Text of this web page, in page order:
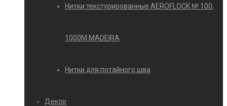
Нитки текстурированные AEROFLOCK № 100,
1000М MADEIRA
Нитки для потайного шва
Декор